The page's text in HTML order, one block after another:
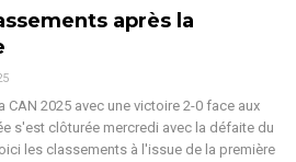
après la
CAN 2025 avec une victoire 2-0 face aux
s'est clôturée mercredi avec la défaite du
les classements à l'issue de la première